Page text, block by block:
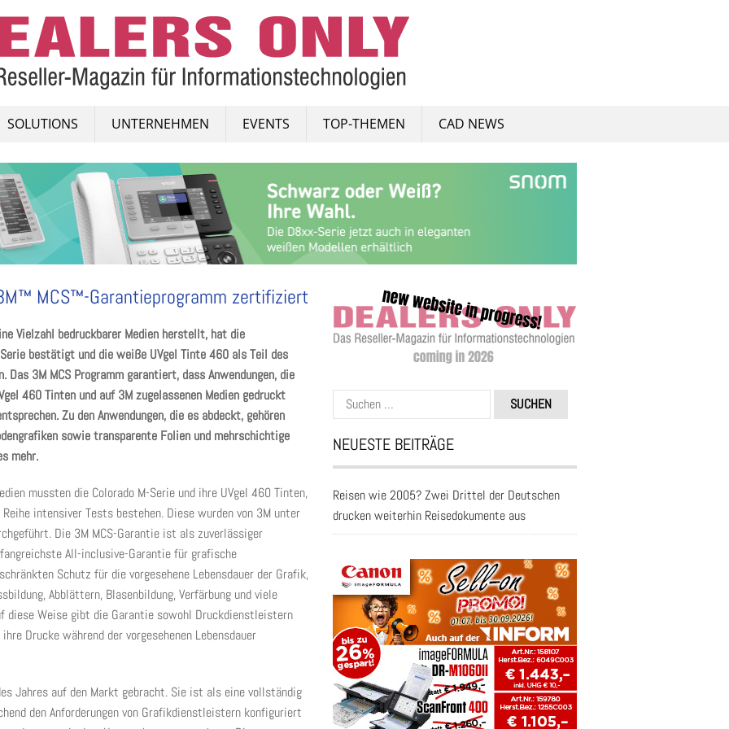
SOLUTIONS UNTERNEHMEN EVENTS TOP-THEMEN CAD NEWS
MCS™-Garantieprogramm zertifiziert
Vielzahl bedruckbarer Medien herstellt, hat die
bestätigt und die weiße UVgel Tinte 460 als Teil des
3M MCS Programm garantiert, dass Anwendungen, die
460 Tinten und auf 3M zugelassenen Medien gedruckt
Zu den Anwendungen, die es abdeckt, gehören
sowie transparente Folien und mehrschichtige
mehr.
mussten die Colorado M-Serie und ihre UVgel 460 Tinten,
intensiver Tests bestehen. Diese wurden von 3M unter
Die 3M MCS-Garantie ist als zuverlässiger
All-inclusive-Garantie für grafische
Schutz für die vorgesehene Lebensdauer der Grafik,
Abblättern, Blasenbildung, Verfärbung und viele
diese Weise gibt die Garantie sowohl Druckdienstleistern
Drucke während der vorgesehenen Lebensdauer
Jahres auf den Markt gebracht. Sie ist als eine vollständig
den Anforderungen von Grafikdienstleistern konfiguriert
Suchen
nach:
NEUESTE BEITRÄGE
Reisen wie 2005? Zwei Drittel der Deutschen
drucken weiterhin Reisedokumente aus